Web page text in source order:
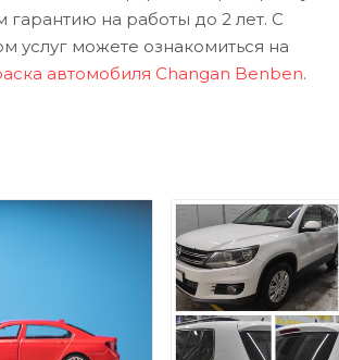
гарантию на работы до 2 лет. С
услуг можете ознакомиться на
автомобиля Changan Benben.